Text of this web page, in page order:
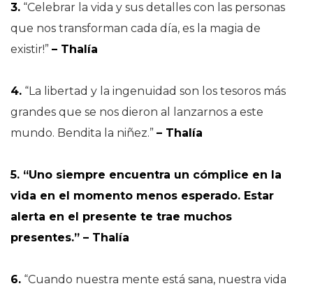
3. “Celebrar la vida y sus detalles con las personas
que nos transforman cada día, es la magia de
existir!” – Thalía
4. “La libertad y la ingenuidad son los tesoros más
grandes que se nos dieron al lanzarnos a este
mundo. Bendita la niñez.” – Thalía
5. “Uno siempre encuentra un cómplice en la
vida en el momento menos esperado. Estar
alerta en el presente te trae muchos
presentes.” – Thalía
6. “Cuando nuestra mente está sana, nuestra vida